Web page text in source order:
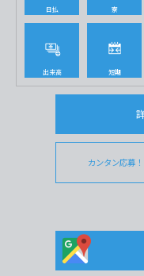
日払 寮
出来高 短期
カンタン応募！